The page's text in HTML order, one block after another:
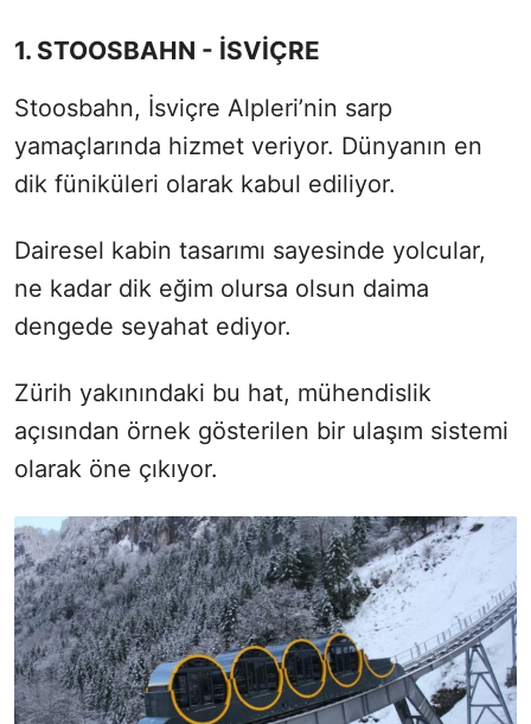
1. STOOSBAHN - İSVİÇRE
Stoosbahn, İsviçre Alpleri’nin sarp
yamaçlarında hizmet veriyor. Dünyanın en
dik füniküleri olarak kabul ediliyor.
Dairesel kabin tasarımı sayesinde yolcular,
ne kadar dik eğim olursa olsun daima
dengede seyahat ediyor.
Zürih yakınındaki bu hat, mühendislik
açısından örnek gösterilen bir ulaşım sistemi
olarak öne çıkıyor.